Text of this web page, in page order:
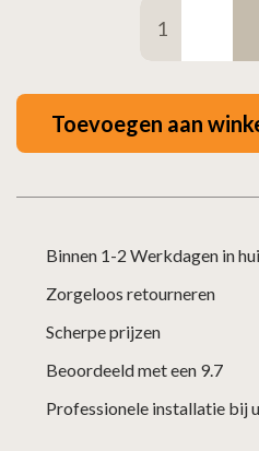
front
Toevoegen aan
Binnen 1-2 Werkdagen in
Zorgeloos retourneren
Scherpe prijzen
Beoordeeld met een 9.7
Professionele installatie bij